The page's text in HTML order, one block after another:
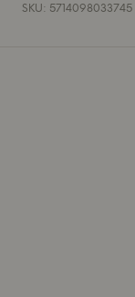
SKU: 5714098033745